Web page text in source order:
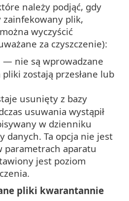
należy podjąć, gdy
plik,
wyczyścić
za czyszczenie):
— nie są wprowadzane
zostają przesłane lub
usunięty z bazy
usuwania wystąpił
w dzienniku
danych. Ta opcja nie jest
parametrach aparatu
jest poziom
pliki kwarantannie